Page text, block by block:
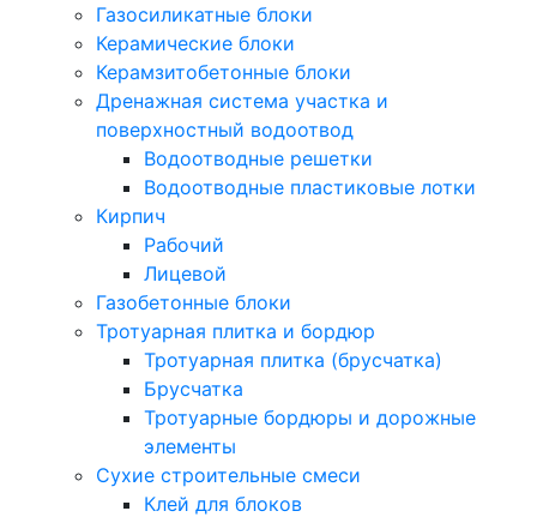
Газосиликатные блоки
Керамические блоки
Керамзитобетонные блоки
Дренажная система участка и
поверхностный водоотвод
Водоотводные решетки
Водоотводные пластиковые лотки
Кирпич
Рабочий
Лицевой
Газобетонные блоки
Тротуарная плитка и бордюр
Тротуарная плитка (брусчатка)
Брусчатка
Тротуарные бордюры и дорожные
элементы
Сухие строительные смеси
Клей для блоков